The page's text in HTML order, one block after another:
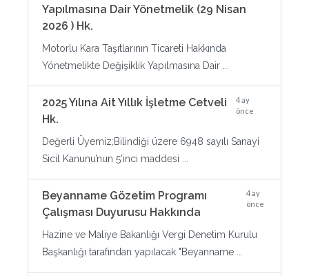
Yapılmasına Dair Yönetmelik (29 Nisan
2026 ) Hk.
Motorlu Kara Taşıtlarının Ticareti Hakkında
Yönetmelikte Değişiklik Yapılmasına Dair ...
2025 Yılına Ait Yıllık İşletme Cetveli
Hk.
4 ay
önce
Değerli Üyemiz;Bilindiği üzere 6948 sayılı Sanayi
Sicil Kanunu’nun 5’inci maddesi ...
Beyanname Gözetim Programı
Çalışması Duyurusu Hakkında
4 ay
önce
Hazine ve Maliye Bakanlığı Vergi Denetim Kurulu
Başkanlığı tarafından yapılacak "Beyanname ...